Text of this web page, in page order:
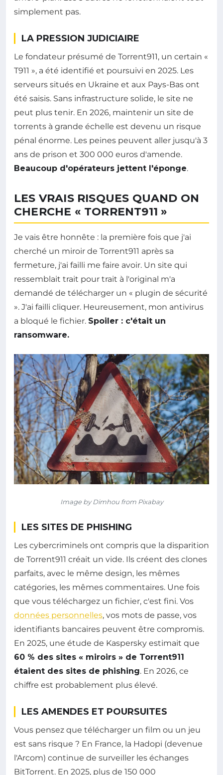
simplement pas.
LA PRESSION JUDICIAIRE
Le fondateur présumé de Torrent911, un certain «
T911 », a été identifié et poursuivi en 2025. Les
serveurs situés en Ukraine et aux Pays-Bas ont
été saisis. Sans infrastructure solide, le site ne
peut plus tenir. En 2026, maintenir un site de
torrents à grande échelle est devenu un risque
pénal énorme. Les peines peuvent aller jusqu'à 3
ans de prison et 300 000 euros d'amende.
Beaucoup d'opérateurs jettent l'éponge.
LES VRAIS RISQUES QUAND ON
CHERCHE « TORRENT911 »
Je vais être honnête : la première fois que j'ai
cherché un miroir de Torrent911 après sa
fermeture, j'ai failli me faire avoir. Un site qui
ressemblait trait pour trait à l'original m'a
demandé de télécharger un « plugin de sécurité
». J'ai failli cliquer. Heureusement, mon antivirus
a bloqué le fichier. Spoiler : c'était un
ransomware.
Image by Dimhou from Pixabay
LES SITES DE PHISHING
Les cybercriminels ont compris que la disparition
de Torrent911 créait un vide. Ils créent des clones
parfaits, avec le même design, les mêmes
catégories, les mêmes commentaires. Une fois
que vous téléchargez un fichier, c'est fini. Vos
données personnelles, vos mots de passe, vos
identifiants bancaires peuvent être compromis.
En 2025, une étude de Kaspersky estimait que
60 % des sites « miroirs » de Torrent911
étaient des sites de phishing. En 2026, ce
chiffre est probablement plus élevé.
LES AMENDES ET POURSUITES
Vous pensez que télécharger un film ou un jeu
est sans risque ? En France, la Hadopi (devenue
l'Arcom) continue de surveiller les échanges
BitTorrent. En 2025, plus de 150 000